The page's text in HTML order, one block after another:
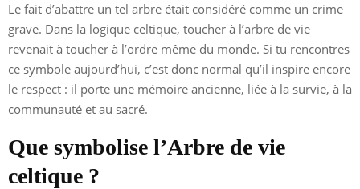
Le fait d’abattre un tel arbre était considéré comme un crime
grave. Dans la logique celtique, toucher à l’arbre de vie
revenait à toucher à l’ordre même du monde. Si tu rencontres
ce symbole aujourd’hui, c’est donc normal qu’il inspire encore
le respect : il porte une mémoire ancienne, liée à la survie, à la
communauté et au sacré.
Que symbolise l’Arbre de vie
celtique ?